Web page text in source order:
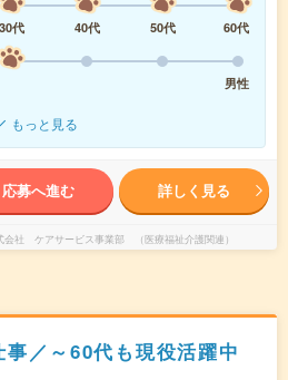
30代 40代 50代
60代
男性
もっと見る
応募へ進む 詳しく見る
会社 ケアサービス事業部 （医療福祉介護関連）
／～60代も現役活躍中